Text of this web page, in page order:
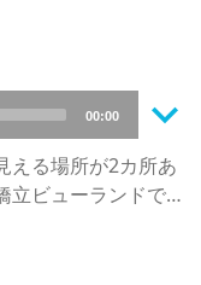
』という謡曲で
年7月24日に行わ
されます。
絵葉書にしたもの
できます。智恩寺
多宝塔、文殊菩薩
（うでんおう）、
などがあります。
船が大型化してく
ん。そこで廻旋
れました。
度回転して船の航
長は36メートルで
1923年（大正12
られました。当時
という与謝野昌子
00:00 keyboard_arrow_down
える場所が2カ所あ
立ビューランドで
やま）の中腹に位